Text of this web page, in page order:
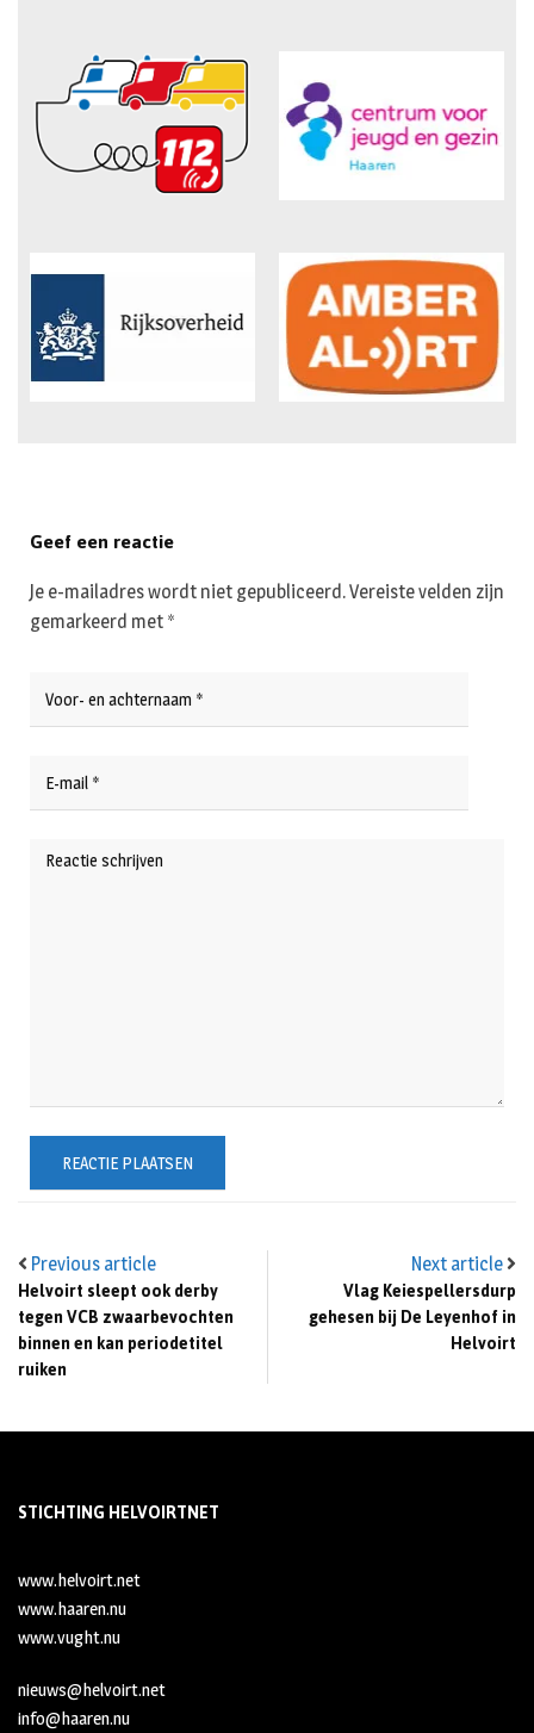
Previous article
Helvoirt sleept ook derby
tegen VCB zwaarbevochten
binnen en kan periodetitel
ruiken
Next article
Vlag Keiespellersdurp
gehesen bij De Leyenhof in
Helvoirt
Geef een reactie
Je e-mailadres wordt niet gepubliceerd.Vereiste velden zijn
gemarkeerd met *
STICHTING HELVOIRTNET
www.helvoirt.net
www.haaren.nu
www.vught.nu
nieuws@helvoirt.net
info@haaren.nu